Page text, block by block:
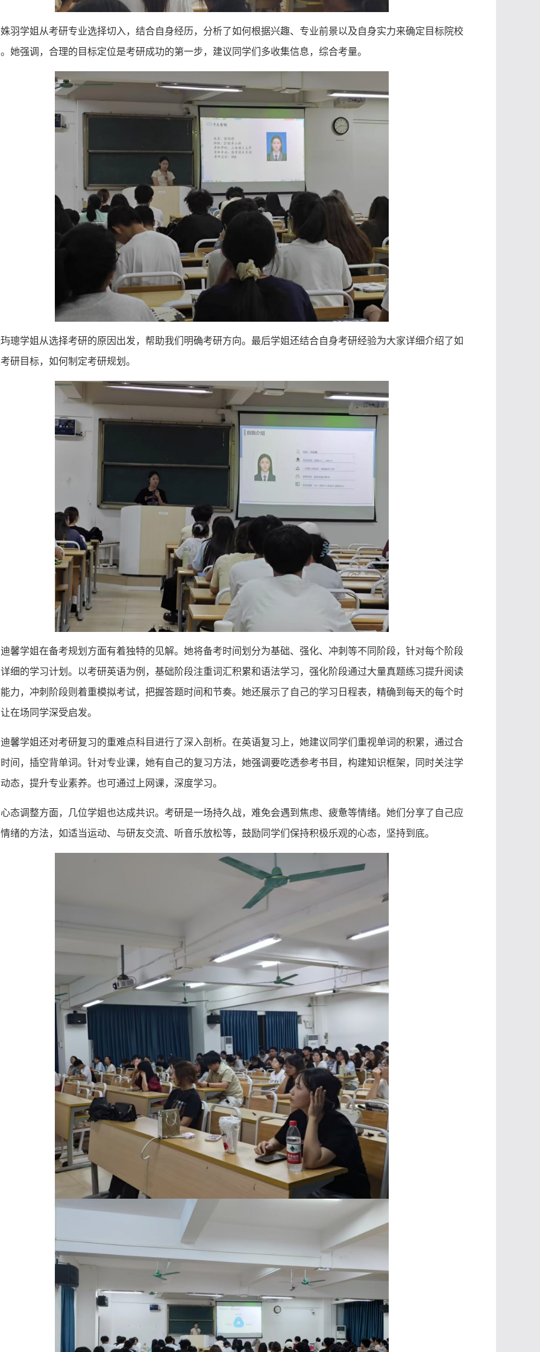
羽学姐从考研专业选择切入，结合自身经历，分析了如何根据兴趣、专业前景以及自身实力来确定目标院校
她强调，合理的目标定位是考研成功的第一步，建议同学们多收集信息，综合考量。
璁学姐从选择考研的原因出发，帮助我们明确考研方向。最后学姐还结合自身考研经验为大家详细介绍了如
研目标，如何制定考研规划。
馨学姐在备考规划方面有着独特的见解。她将备考时间划分为基础、强化、冲刺等不同阶段，针对每个阶段
细的学习计划。以考研英语为例，基础阶段注重词汇积累和语法学习，强化阶段通过大量真题练习提升阅读
力，冲刺阶段则着重模拟考试，把握答题时间和节奏。她还展示了自己的学习日程表，精确到每天的每个时
在场同学深受启发。
馨学姐还对考研复习的重难点科目进行了深入剖析。在英语复习上，她建议同学们重视单词的积累，通过合
间，插空背单词。针对专业课，她有自己的复习方法，她强调要吃透参考书目，构建知识框架，同时关注学
态，提升专业素养。也可通过上网课，深度学习。
态调整方面，几位学姐也达成共识。考研是一场持久战，难免会遇到焦虑、疲惫等情绪。她们分享了自己应
绪的方法，如适当运动、与研友交流、听音乐放松等，鼓励同学们保持积极乐观的心态，坚持到底。